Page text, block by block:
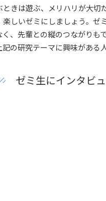
きは遊ぶ、メリハリが大切
しいゼミにしましょう。ゼ
、先輩との縦のつながりも
の研究テーマに興味がある
ゼミ生にインタビ